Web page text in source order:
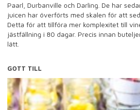
Paarl, Durbanville och Darling. De har
juicen har överförts med skalen för att
Detta för att tillföra mer komplexitet till
jästfällning i 80 dagar. Precis innan
lätt.
GOTT TILL